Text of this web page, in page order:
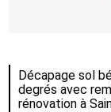
Décapage sol
degrés avec
rénovation à